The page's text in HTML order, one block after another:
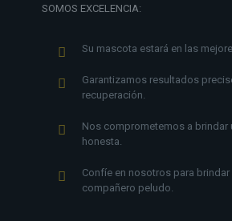
SOMOS EXCELENCIA:
Su mascota estará en las
Garantizamos resultados
recuperación.
Nos comprometemos a brindar
honesta.
Confíe en nosotros para
compañero peludo.